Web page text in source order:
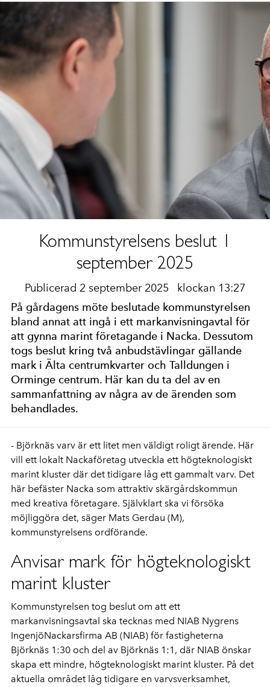
Kommunstyrelsens beslut 1
september 2025
Publicerad 2 september 2025 klockan 13:27
På gårdagens möte beslutade kommunstyrelsen
bland annat att ingå i ett markanvisningavtal för
att gynna marint företagande i Nacka. Dessutom
togs beslut kring två anbudstävlingar gällande
mark i Älta centrumkvarter och Talldungen i
Orminge centrum. Här kan du ta del av en
sammanfattning av några av de ärenden som
behandlades.
- Björknäs varv är ett litet men väldigt roligt ärende. Här
vill ett lokalt Nackaföretag utveckla ett högteknologiskt
marint kluster där det tidigare låg ett gammalt varv. Det
här befäster Nacka som attraktiv skärgårdskommun
med kreativa företagare. Självklart ska vi försöka
möjliggöra det, säger Mats Gerdau (M),
kommunstyrelsens ordförande.
Anvisar mark för högteknologiskt
marint kluster
Kommunstyrelsen tog beslut om att ett
markanvisningsavtal ska tecknas med NIAB Nygrens
IngenjöNackarsfirma AB (NIAB) för fastigheterna
Björknäs 1:30 och del av Björknäs 1:1, där NIAB önskar
skapa ett mindre, högteknologiskt marint kluster. På det
aktuella området låg tidigare en varvsverksamhet,